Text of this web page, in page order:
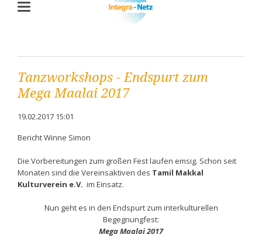
Tanzworkshops - Endspurt zum
Mega Maalai 2017
19.02.2017 15:01
Bericht Winne Simon
Die Vorbereitungen zum großen Fest laufen emsig. Schon seit
Monaten sind die Vereinsaktiven des Tamil Makkal
Kulturverein e.V. im Einsatz.
Nun geht es in den Endspurt zum interkulturellen
Begegnungfest:
Mega Maalai 2017